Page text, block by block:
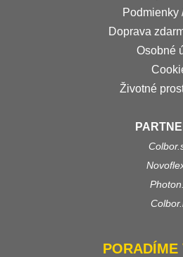
Podmienky
Doprava
Osobné
Životné
PORADÍME